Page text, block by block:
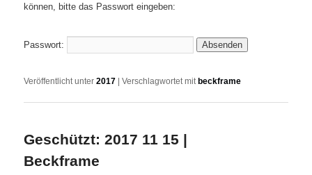
können, bitte das Passwort eingeben:
Passwort:
Veröffentlicht unter 2017 |Verschlagwortet mit beckframe
Geschützt: 2017 11 15 |
Beckframe